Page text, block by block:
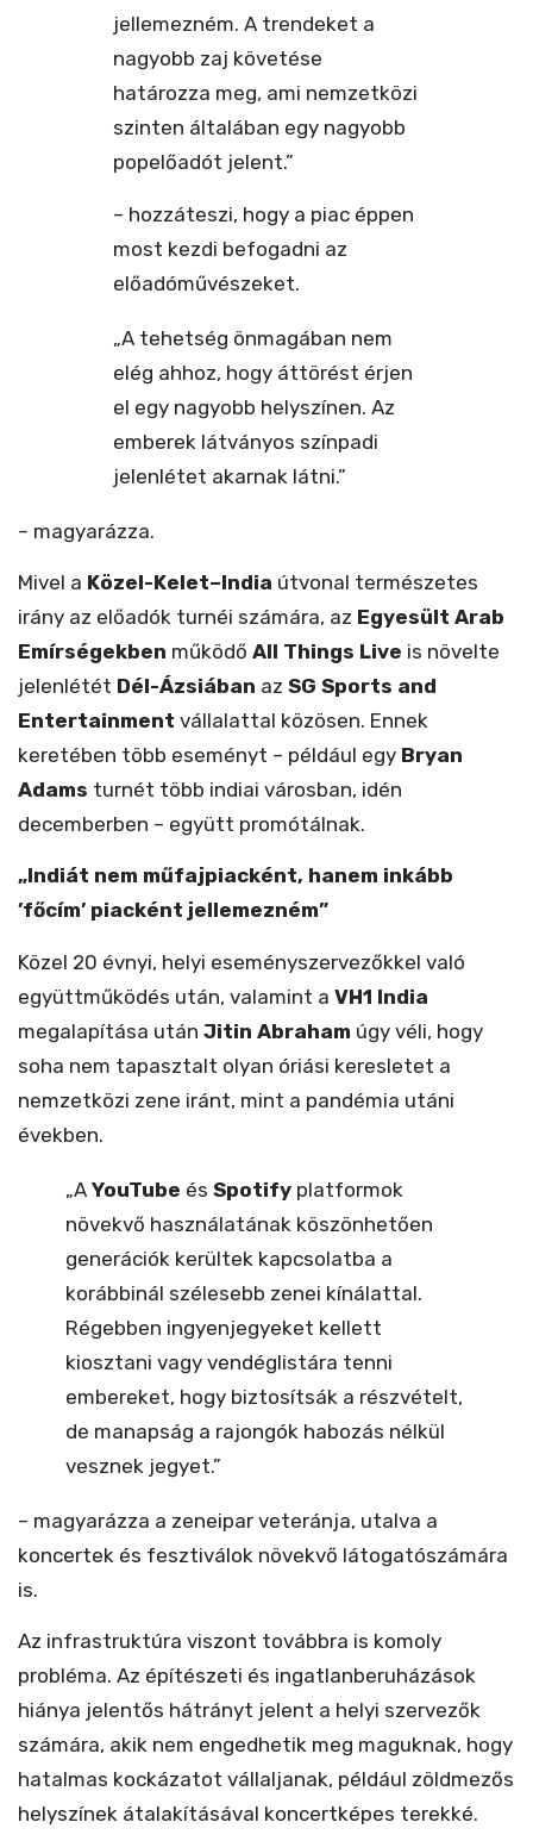
jellemezném. A trendeket a
nagyobb zaj követése
határozza meg, ami nemzetközi
szinten általában egy nagyobb
popelőadót jelent.”
– hozzáteszi, hogy a piac éppen
most kezdi befogadni az
előadóművészeket.
„A tehetség önmagában nem
elég ahhoz, hogy áttörést érjen
el egy nagyobb helyszínen. Az
emberek látványos színpadi
jelenlétet akarnak látni.”
– magyarázza.
Mivel a Közel-Kelet–India útvonal természetes
irány az előadók turnéi számára, az Egyesült Arab
Emírségekben működő All Things Live is növelte
jelenlétét Dél-Ázsiában az SG Sports and
Entertainment vállalattal közösen. Ennek
keretében több eseményt – például egy Bryan
Adams turnét több indiai városban, idén
decemberben – együtt promótálnak.
„Indiát nem műfajpiacként, hanem inkább
’főcím’ piacként jellemezném”
Közel 20 évnyi, helyi eseményszervezőkkel való
együttműködés után, valamint a VH1 India
megalapítása után Jitin Abraham úgy véli, hogy
soha nem tapasztalt olyan óriási keresletet a
nemzetközi zene iránt, mint a pandémia utáni
években.
„A YouTube és Spotify platformok
növekvő használatának köszönhetően
generációk kerültek kapcsolatba a
korábbinál szélesebb zenei kínálattal.
Régebben ingyenjegyeket kellett
kiosztani vagy vendéglistára tenni
embereket, hogy biztosítsák a részvételt,
de manapság a rajongók habozás nélkül
vesznek jegyet.”
– magyarázza a zeneipar veteránja, utalva a
koncertek és fesztiválok növekvő látogatószámára
is.
Az infrastruktúra viszont továbbra is komoly
probléma. Az építészeti és ingatlanberuházások
hiánya jelentős hátrányt jelent a helyi szervezők
számára, akik nem engedhetik meg maguknak, hogy
hatalmas kockázatot vállaljanak, például zöldmezős
helyszínek átalakításával koncertképes terekké.